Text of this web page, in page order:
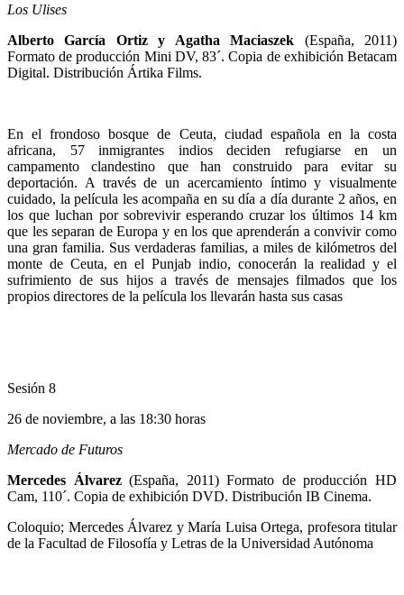
Los Ulises
Alberto García Ortiz y Agatha Maciaszek (España, 2011)
Formato de producción Mini DV, 83´. Copia de exhibición Betacam
Digital. Distribución Ártika Films.
En el frondoso bosque de Ceuta, ciudad española en la costa
africana, 57 inmigrantes indios deciden refugiarse en un
campamento clandestino que han construido para evitar su
deportación. A través de un acercamiento íntimo y visualmente
cuidado, la película les acompaña en su día a día durante 2 años, en
los que luchan por sobrevivir esperando cruzar los últimos 14 km
que les separan de Europa y en los que aprenderán a convivir como
una gran familia. Sus verdaderas familias, a miles de kilómetros del
monte de Ceuta, en el Punjab indio, conocerán la realidad y el
sufrimiento de sus hijos a través de mensajes filmados que los
propios directores de la película los llevarán hasta sus casas
Sesión 8
26 de noviembre, a las 18:30 horas
Mercado de Futuros
Mercedes Álvarez(España, 2011) Formato de producción HD
Cam, 110´. Copia de exhibición DVD. Distribución IB Cinema.
Coloquio; Mercedes Álvarez y María Luisa Ortega, profesora titular
de la Facultad de Filosofía y Letras de la Universidad Autónoma